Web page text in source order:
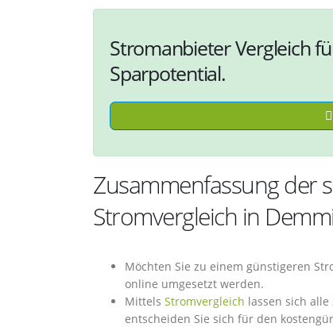
Stromanbieter Vergleich
Sparpotential.
Zusammenfassung der
Stromvergleich in
Möchten Sie zu einem günstigeren
online umgesetzt werden.
Mittels Stromvergleich lassen sich
entscheiden Sie sich für den